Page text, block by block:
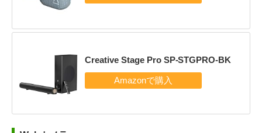
Creative Stage Pro SP-STGPRO-BK